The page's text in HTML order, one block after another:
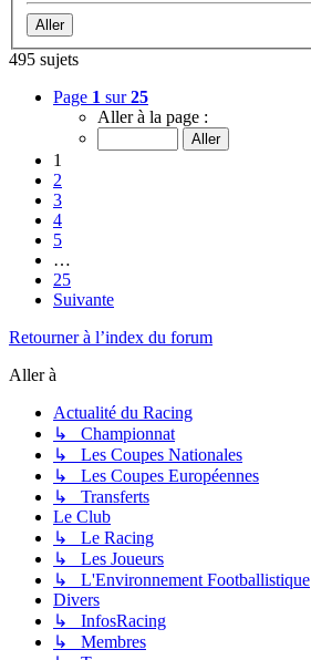
495 sujets
Page 1 sur25
Aller à la page :
1
2
3
4
5
…
25
Suivante
Retourner à l’index du forum
Aller à
Actualité du Racing
↳ Championnat
↳ Les Coupes Nationales
↳ Les Coupes Européennes
↳ Transferts
Le Club
↳ Le Racing
↳ Les Joueurs
↳ L'Environnement Footballistique
Divers
↳ InfosRacing
↳ Membres